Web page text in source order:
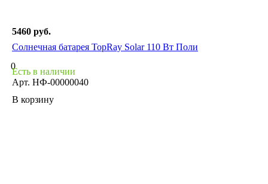
5460 руб.
Солнечная батарея TopRay Solar 110 Вт Поли
0
Есть в наличии
Арт. НФ-00000040
В корзину